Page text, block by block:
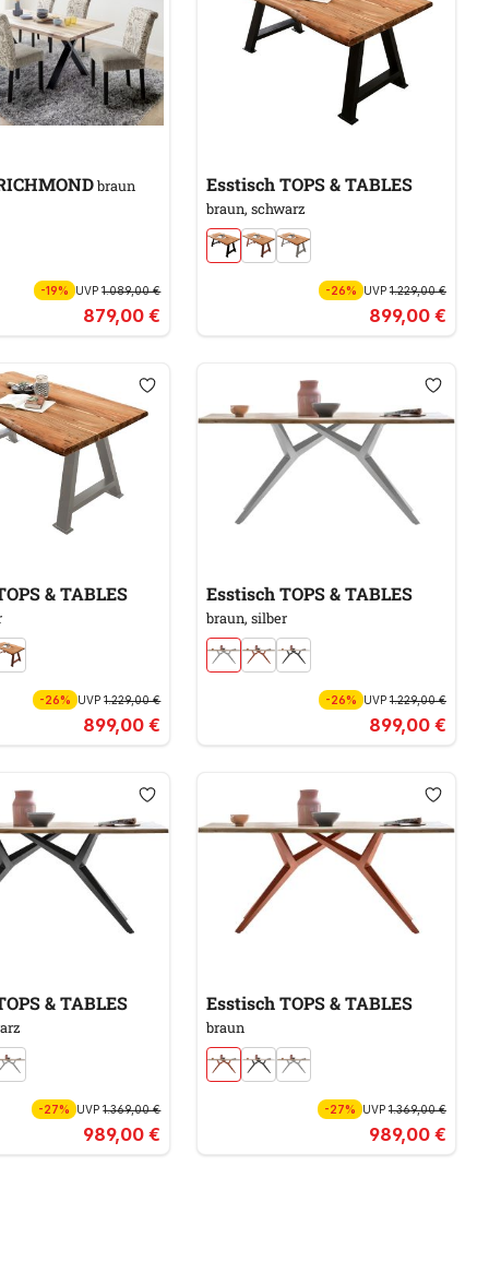
braun
-19% UVP1.089,00 €
879,00 €
Esstisch TOPS & TABLES
braun, schwarz
-26% UVP 1.229,00 €
899,00 €
& TABLES
-26% UVP1.229,00 €
899,00 €
Esstisch TOPS & TABLES
braun, silber
-26% UVP 1.229,00 €
899,00 €
TOPS & TABLES
-27% UVP1.369,00 €
989,00 €
Esstisch TOPS & TABLES
braun
-27% UVP 1.369,00 €
989,00 €